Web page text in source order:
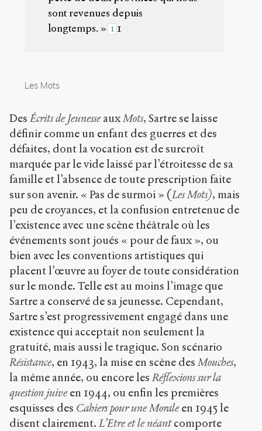
(CC BY-NC-SA
4.0) Sens-Public,
version
sont revenues depuis
longtemps. » 1 1
Les Mots
Des Écrits de JeunesseauxMots, Sartre se laisse
définir comme un enfant des guerres et des
défaites, dont la vocation est de surcroît
marquée par le vide laissé par l’étroitesse de sa
famille et l’absence de toute prescription faite
sur son avenir. « Pas de surmoi » (Les Mots), mais
peu de croyances, et la confusion entretenue de
l’existence avec une scène théâtrale où les
événements sont joués « pour de faux », ou
bien avec les conventions artistiques qui
placent l’œuvre au foyer de toute considération
sur le monde. Telle est au moins l’image que
Sartre a conservé de sa jeunesse. Cependant,
Sartre s’est progressivement engagé dans une
existence qui acceptait non seulement la
gratuité, mais aussi le tragique. Son scénario
Résistance, en 1943, la mise en scène des Mouches,
la même année, ou encore les Réflexions sur la
question juiveen 1944, ou enfin les premières
esquisses des Cahiers pour une Moraleen 1945 le
disent clairement. L’Etre et le néantcomporte